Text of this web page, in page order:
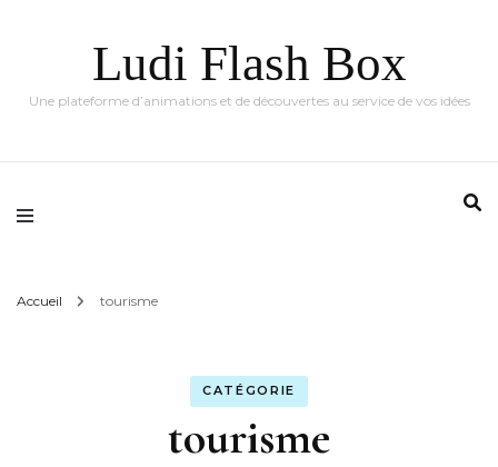
Ludi Flash Box
Une plateforme d’animations et de découvertes au service de vos idées
Accueil tourisme
CATÉGORIE
tourisme